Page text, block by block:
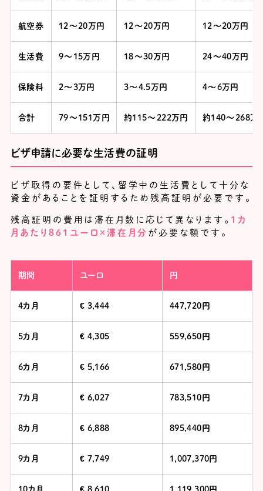
航空券 12～20万円 12～20万円 12～20万円
生活費 9～15万円 18～30万円 24～40万円
保険料 2～3万円 3～4.5万円 4～6万円
合計 79～151万円 約115～222万円 約140～268万
ビザ申請に必要な生活費の証明
ビザ取得の要件として、留学中の生活費として十分な
資金があることを証明するため残高証明が必要です。
残高証明の費用は滞在月数に応じて異なります。 １カ
月あたり861ユーロ×滞在月分 が必要な額です。
期間 ユーロ 円
4カ月 € 3,444 447,720円
5カ月 € 4,305 559,650円
6カ月 € 5,166 671,580円
7カ月 € 6,027 783,510円
8カ月 € 6,888 895,440円
9カ月 € 7,749 1,007,370円
10カ月 € 8,610 1,119,300円